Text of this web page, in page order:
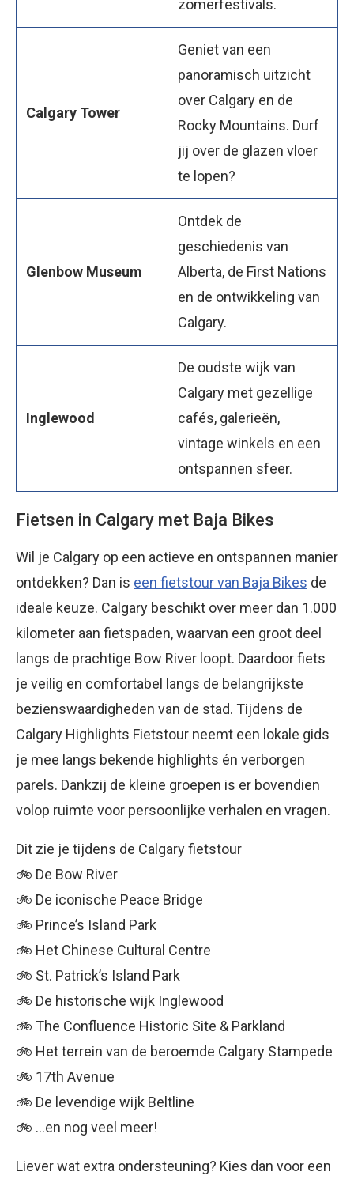
zomerfestivals.
Calgary Tower
Geniet van een
panoramisch uitzicht
over Calgary en de
Rocky Mountains. Durf
jij over de glazen vloer
te lopen?
Glenbow Museum
Ontdek de
geschiedenis van
Alberta, de First Nations
en de ontwikkeling van
Calgary.
Inglewood
De oudste wijk van
Calgary met gezellige
cafés, galerieën,
vintage winkels en een
ontspannen sfeer.
Fietsen in Calgary met Baja Bikes
Wil je Calgary op een actieve en ontspannen manier
ontdekken? Dan is een fietstour van Baja Bikes de
ideale keuze. Calgary beschikt over meer dan 1.000
kilometer aan fietspaden, waarvan een groot deel
langs de prachtige Bow River loopt. Daardoor fiets
je veilig en comfortabel langs de belangrijkste
bezienswaardigheden van de stad. Tijdens de
Calgary Highlights Fietstour neemt een lokale gids
je mee langs bekende highlights én verborgen
parels. Dankzij de kleine groepen is er bovendien
volop ruimte voor persoonlijke verhalen en vragen.
Dit zie je tijdens de Calgary fietstour
🚲 De Bow River
🚲 De iconische Peace Bridge
🚲 Prince’s Island Park
🚲 Het Chinese Cultural Centre
🚲 St. Patrick’s Island Park
🚲 De historische wijk Inglewood
🚲 The Confluence Historic Site & Parkland
🚲 Het terrein van de beroemde Calgary Stampede
🚲 17th Avenue
🚲 De levendige wijk Beltline
🚲 …en nog veel meer!
Liever wat extra ondersteuning? Kies dan voor een